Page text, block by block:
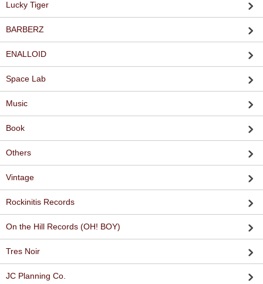
Lucky Tiger
BARBERZ
ENALLOID
Space Lab
Music
Book
Others
Vintage
Rockinitis Records
On the Hill Records (OH! BOY)
Tres Noir
JC Planning Co.